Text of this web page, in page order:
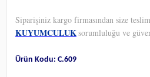
Siparişiniz kargo firmasından size
KUYUMCULUKsorumluluğu ve
Ürün Kodu: C.609